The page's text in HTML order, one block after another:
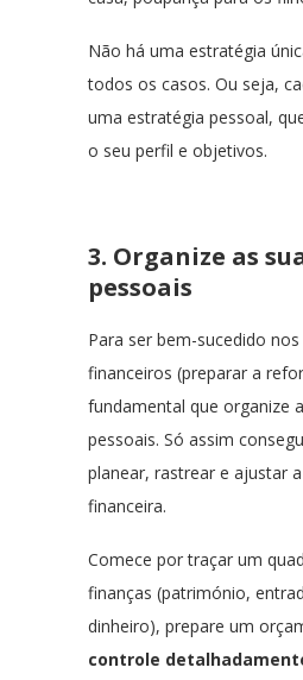
Não há uma estratégia
todos os casos. Ou seja,
uma estratégia pessoal,
o seu perfil e objetivos.
3. Organize as
pessoais
Para ser bem-sucedido
financeiros (preparar a
fundamental que organize
pessoais. Só assim
planear, rastrear e ajustar
financeira.
Comece por traçar um
finanças (património,
dinheiro), prepare um
controle